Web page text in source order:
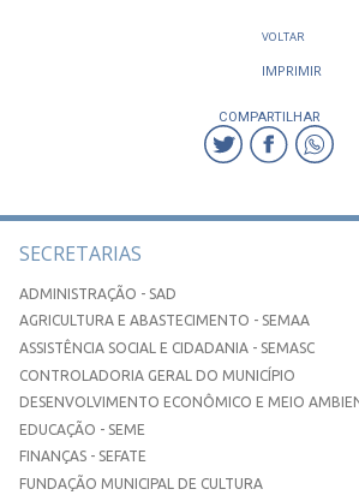
VOLTAR
IMPRIMIR
COMPARTILHAR
SECRETARIAS
ADMINISTRAÇÃO - SAD
AGRICULTURA E ABASTECIMENTO - SEMAA
ASSISTÊNCIA SOCIAL E CIDADANIA - SEMASC
CONTROLADORIA GERAL DO MUNICÍPIO
DESENVOLVIMENTO ECONÔMICO E MEIO
EDUCAÇÃO - SEME
FINANÇAS - SEFATE
FUNDAÇÃO MUNICIPAL DE CULTURA